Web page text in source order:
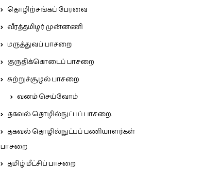
தொழிற்சங்கப் பேரவை
வீரத்தமிழர் முன்னணி
மருத்துவப் பாசறை
குருதிக்கொடைப் பாசறை
சுற்றுச்சூழல் பாசறை
வனம் செய்வோம்
தகவல் தொழில்நுட்பப் பாசறை.
தகவல் தொழில்நுட்பப் பணியாளர்கள்
பாசறை
தமிழ் மீட்சிப் பாசறை